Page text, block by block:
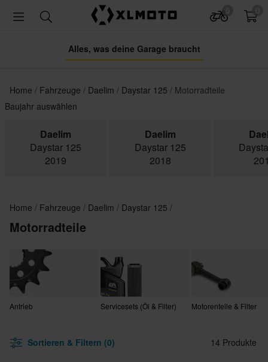
Alles, was deine Garage braucht
Home Fahrzeuge Daelim Daystar 125
Motorradteile
Baujahr auswählen
Daelim
Daystar 125
2019
Daelim
Daystar 125
2018
Home Fahrzeuge Daelim Daystar 125
Motorradteile
Antrieb Servicesets (Öl & Filter) Motorenteile & Filter
Sortieren & Filtern (0) 14 Produkte